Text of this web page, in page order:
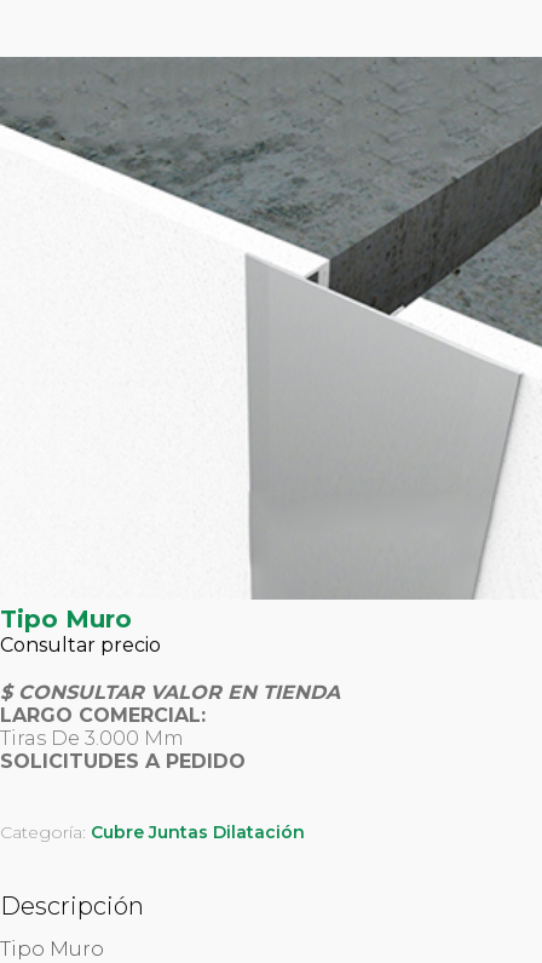
Tipo Muro
Consultar precio
$ CONSULTAR VALOR EN TIENDA
LARGO COMERCIAL:
Tiras De 3.000 Mm
SOLICITUDES A PEDIDO
Categoría: Cubre Juntas Dilatación
Descripción
Tipo Muro